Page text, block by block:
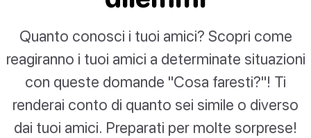
Quanto conosci i tuoi amici? Scopri come
reagiranno i tuoi amici a determinate situazioni
con queste domande "Cosa faresti?"! Ti
renderai conto di quanto sei simile o diverso
dai tuoi amici. Preparati per molte sorprese!